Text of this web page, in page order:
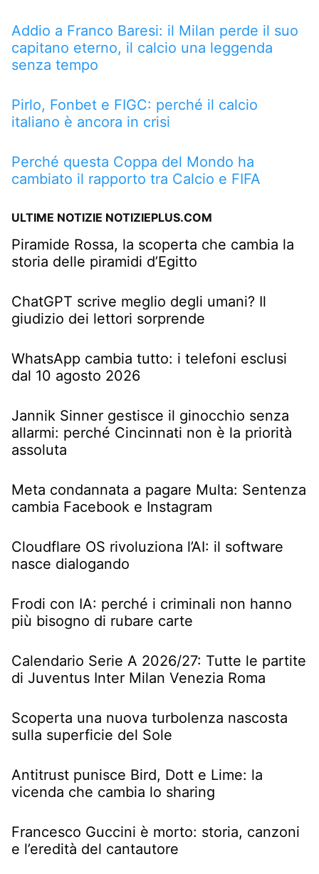
Addio a Franco Baresi: il Milan perde il suo
capitano eterno, il calcio una leggenda
senza tempo
Pirlo, Fonbet e FIGC: perché il calcio
italiano è ancora in crisi
Perché questa Coppa del Mondo ha
cambiato il rapporto tra Calcio e FIFA
ULTIME NOTIZIE NOTIZIEPLUS.COM
Piramide Rossa, la scoperta che cambia la
storia delle piramidi d’Egitto
ChatGPT scrive meglio degli umani? Il
giudizio dei lettori sorprende
WhatsApp cambia tutto: i telefoni esclusi
dal 10 agosto 2026
Jannik Sinner gestisce il ginocchio senza
allarmi: perché Cincinnati non è la priorità
assoluta
Meta condannata a pagare Multa: Sentenza
cambia Facebook e Instagram
Cloudflare OS rivoluziona l’AI: il software
nasce dialogando
Frodi con IA: perché i criminali non hanno
più bisogno di rubare carte
Calendario Serie A 2026/27: Tutte le partite
di Juventus Inter Milan Venezia Roma
Scoperta una nuova turbolenza nascosta
sulla superficie del Sole
Antitrust punisce Bird, Dott e Lime: la
vicenda che cambia lo sharing
Francesco Guccini è morto: storia, canzoni
e l’eredità del cantautore